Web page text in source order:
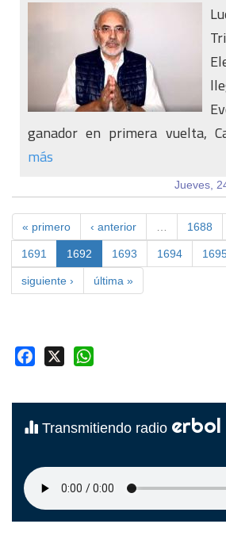
ganador en primera vuelta,
más
Jueves,
« primero ‹ anterior 1688
1691 1692 1693 1694
siguiente › última »
Facebook
Transmitiendo radio erbol